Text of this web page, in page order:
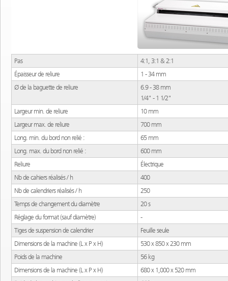
Pas
4:1, 3:1 & 2:1
Épaisseur de reliure
1 - 34 mm
Ø de la baguette de reliure
6.9 - 38 mm
1/4" - 1 1/2"
Largeur min. de reliure
10 mm
Largeur max. de reliure
700 mm
Long. min. du bord non relié :
65 mm
Long. max. du bord non relié :
600 mm
Reliure
Électrique
Nb de cahiers réalisés / h
400
Nb de calendriers réalisés / h
250
Temps de changement du diamètre
20 s
Réglage du format (sauf diamètre)
-
Tiges de suspension de calendrier
Feuille seule
Dimensions de la machine (L x P x H)
530 x 850 x 230 mm
Poids de la machine
56 kg
Dimensions de la machine (L x P x H)
680 x 1,000 x 520 mm
Pas
4:1, 3:1 & 2:1
Épaisseur de reliure
1 - 34 mm
Ø de la baguette de reliure
6.9 - 38 mm
1/4" - 1 1/2"
Largeur min. de reliure
10 mm
Largeur max. de reliure
700 mm
Long. min. du bord non relié :
65 mm
Long. max. du bord non relié :
600 mm
Reliure
Électrique
Nb de cahiers réalisés / h
400
Nb de calendriers réalisés / h
250
Temps de changement du diamètre
20 s
Réglage du format (sauf diamètre)
Tiges de suspension de calendrier
Feuille seule
Dimensions de la machine (L x P x H)
530 x 850 x 230 mm
Poids de la machine
56 kg
Dimensions de la machine (L x P x H)
680 x 1,000 x 520 mm